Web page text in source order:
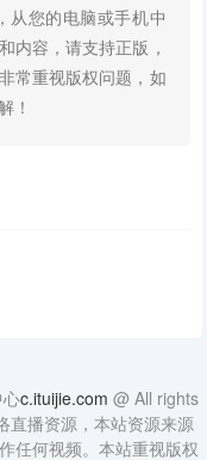
从您的电脑或手机中
内容，请支持正版，
常重视版权问题，如
！
c.ituijie.com @ All rights
直播资源，本站资源来源
任何视频。本站重视版权